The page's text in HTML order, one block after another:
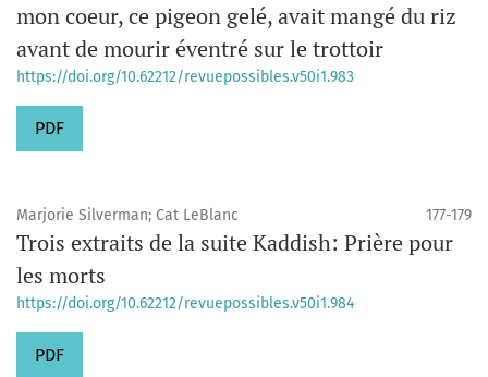
mon coeur, ce pigeon gelé, avait mangé du riz
avant de mourir éventré sur le trottoir
https://doi.org/10.62212/revuepossibles.v50i1.983
PDF
Marjorie Silverman; Cat LeBlanc 177-179
Trois extraits de la suite Kaddish: Prière pour
les morts
https://doi.org/10.62212/revuepossibles.v50i1.984
PDF